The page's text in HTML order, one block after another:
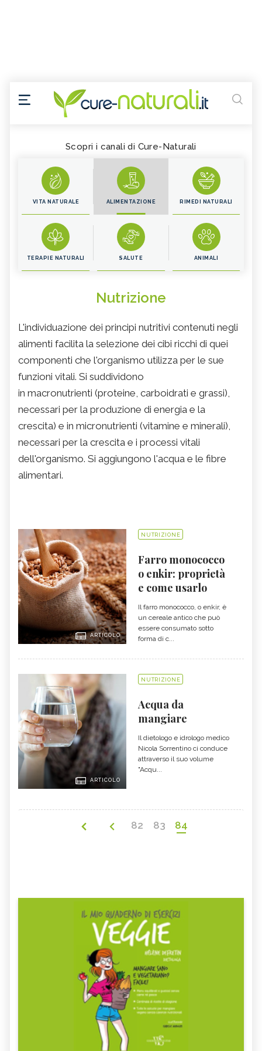
Scopri i canali di Cure-Naturali
VITA NATURALE ALIMENTAZIONE RIMEDI NATURALI
TERAPIE NATURALI SALUTE ANIMALI
Nutrizione
L'individuazione dei principi nutritivi contenuti negli
alimenti facilita la selezione dei cibi ricchi di quei
componenti che l'organismo utilizza per le sue
funzioni vitali. Si suddividono
in macronutrienti (proteine, carboidrati e grassi),
necessari per la produzione di energia e la
crescita) e in micronutrienti (vitamine e minerali),
necessari per la crescita e i processi vitali
dell'organismo. Si aggiungono l'acqua e le fibre
alimentari.
ARTICOLO
NUTRIZIONE
Farro monococco
o enkir: proprietà
e come usarlo
Il farro monococco, o enkir, è
un cereale antico che può
essere consumato sotto
forma di c...
ARTICOLO
NUTRIZIONE
Acqua da
mangiare
Il dietologo e idrologo medico
Nicola Sorrentino ci conduce
attraverso il suo volume
"Acqu...
82 83 84